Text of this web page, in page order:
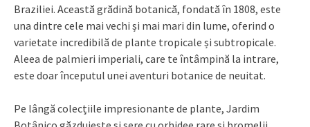
Braziliei. Această grădină botanică, fondată în 1808, este
una dintre cele mai vechi și mai mari din lume, oferind o
varietate incredibilă de plante tropicale și subtropicale.
Aleea de palmieri imperiali, care te întâmpină la intrare,
este doar începutul unei aventuri botanice de neuitat.
Pe lângă colecțiile impresionante de plante, Jardim